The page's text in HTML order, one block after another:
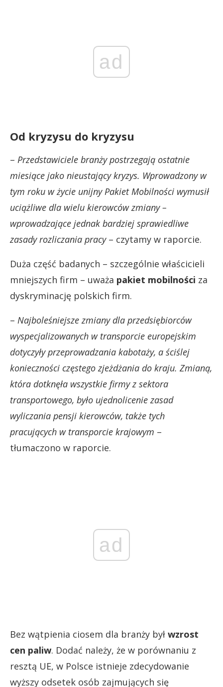
ad
Od kryzysu do kryzysu
– Przedstawiciele branży postrzegają ostatnie
miesiące jako nieustający kryzys. Wprowadzony w
tym roku w życie unijny Pakiet Mobilności wymusił
uciążliwe dla wielu kierowców zmiany –
wprowadzające jednak bardziej sprawiedliwe
zasady rozliczania pracy– czytamy w raporcie.
Duża część badanych – szczególnie właścicieli
mniejszych firm – uważa pakiet mobilności za
dyskryminację polskich firm.
– Najboleśniejsze zmiany dla przedsiębiorców
wyspecjalizowanych w transporcie europejskim
dotyczyły przeprowadzania kabotaży, a ściślej
konieczności częstego zjeżdżania do kraju. Zmianą,
która dotknęła wszystkie firmy z sektora
transportowego, było ujednolicenie zasad
wyliczania pensji kierowców, także tych
pracujących w transporcie krajowym –
tłumaczono w raporcie.
ad
Bez wątpienia ciosem dla branży był wzrost
cen paliw. Dodać należy, że w porównaniu z
resztą UE, w Polsce istnieje zdecydowanie
wyższy odsetek osób zajmujących się